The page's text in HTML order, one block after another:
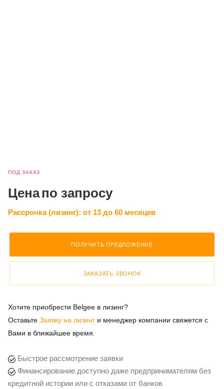
ПОД ЗАКАЗ
Ценапо запросу
Рассрочка (лизинг): от 13 до 60 месяцев
ПОЛУЧИТЬ ПРЕДЛОЖЕНИЕ
ЗАКАЗАТЬ ЗВОНОК
Хотите приобрести Belgee в лизинг?
Оставьте Заявку на лизинг и менеджер компании свяжется с
Вами в ближайшее время.
Быстрое рассмотрение заявки
Финансирование доступно даже предпринимателям без
кредитной истории или с отказами от банков